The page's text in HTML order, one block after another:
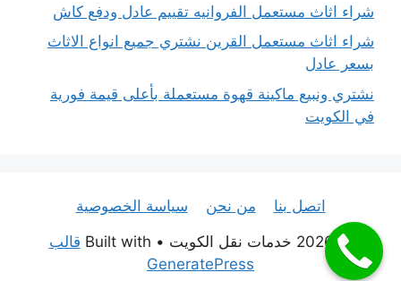
شراء اثاث مستعمل الفروانيه تقييم عادل ودفع كاش
شراء اثاث مستعمل القرين نشتري جميع انواع الاثاث
بسعر عادل
نشتري ونبيع ماكينة قهوة مستعملة بأعلى قيمة فورية
في الكويت
اتصل بنا من نحن
سياسة الخصوصية
© 2026 خدمات نقل الكويت
• Built with
قالب
GeneratePress